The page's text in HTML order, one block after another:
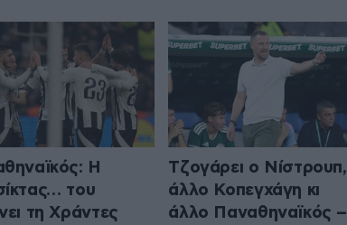
Η
του
τη Χράντες
Τζογάρει ο Νίστρουπ,
άλλο Κοπεγχάγη κι
άλλο Παναθηναϊκός –